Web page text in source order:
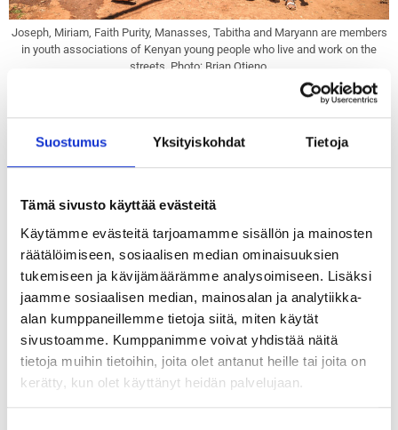
Suostumus Yksityiskohdat Tietoja
Tämä sivusto käyttää evästeitä
Käytämme evästeitä tarjoamamme sisällön ja mainosten
räätälöimiseen, sosiaalisen median ominaisuuksien
tukemiseen ja kävijämäärämme analysoimiseen. Lisäksi
jaamme sosiaalisen median, mainosalan ja analytiikka-
alan kumppaneillemme tietoja siitä, miten käytät
sivustoamme. Kumppanimme voivat yhdistää näitä
tietoja muihin tietoihin, joita olet antanut heille tai joita on
kerätty, kun olet käyttänyt heidän palvelujaan.
Joseph, Miriam, Faith Purity, Manasses, Tabitha and Maryann are members
in youth associations of Kenyan young people who live and work on the
streets. Photo: Brian Otieno.